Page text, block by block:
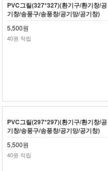
PVC그릴(327*327)(환기구/환기창/공
기창/송풍구/송풍창/공기망/공기창)
5,500원
40원 적립
PVC그릴(297*297)(환기구/환기창/공
기창/송풍구/송풍창/공기망/공기창)
5,500원
40원 적립